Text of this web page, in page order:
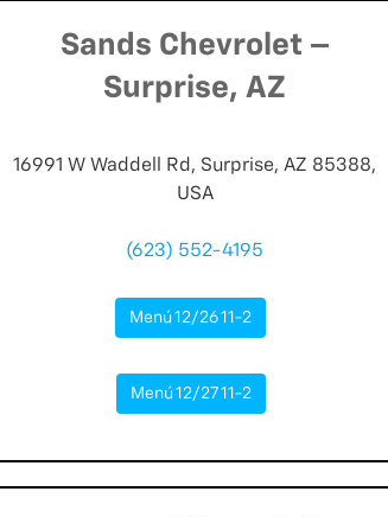
Sands Chevrolet –
Surprise, AZ
16991 W Waddell Rd, Surprise, AZ 85388,
USA
(623) 552-4195
Menú 12/26 11-2
Menú 12/27 11-2